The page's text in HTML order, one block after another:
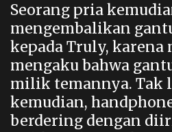
Seorang pria
mengembalikan
kepada Truly, karena
mengaku bahwa
milik temannya. Tak
kemudian,
berdering dengan